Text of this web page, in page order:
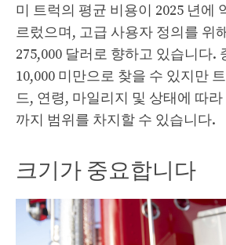
미 트럭의 평균 비용이 2025 년에
르렀으며, 고급 사용자 정의를 위
275,000 달러로 향하고 있습니다.
10,000 미만으로 찾을 수 있지만
드, 연령, 마일리지 및 상태에 따
까지 범위를 차지할 수 있습니다.
크기가 중요합니다